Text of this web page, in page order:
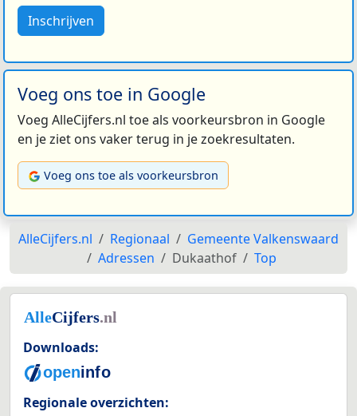
Inschrijven
Voeg ons toe in Google
Voeg AlleCijfers.nl toe als voorkeursbron in Google
en je ziet ons vaker terug in je zoekresultaten.
Voeg ons toe als voorkeursbron
AlleCijfers.nl Regionaal
Gemeente Valkenswaard
Adressen
Dukaathof Top
Downloads:
Regionale overzichten: